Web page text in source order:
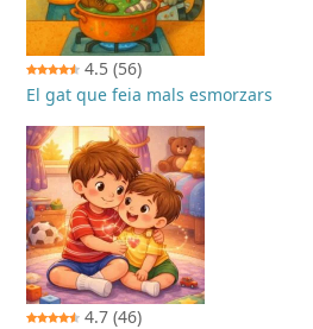
4.5 (56)
El gat que feia mals esmorzars
4.7 (46)